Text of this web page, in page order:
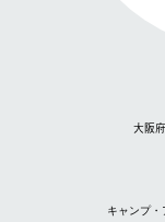
大阪
キャンプ・